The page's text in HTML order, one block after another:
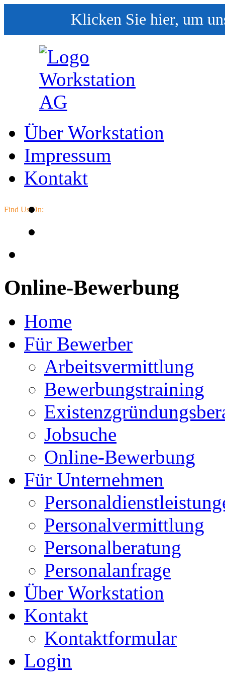
Klicken Sie hier, um
Über Workstation
Impressum
Kontakt
Find Us On:
Online-Bewerbung
Home
Für Bewerber
Arbeitsvermittlung
Bewerbungstraining
Jobsuche
Online-Bewerbung
Für Unternehmen
Personalvermittlung
Personalberatung
Personalanfrage
Über Workstation
Kontakt
Kontaktformular
Login